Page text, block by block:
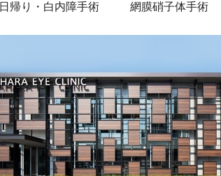
日帰り・白内障手術 網膜硝子体手術